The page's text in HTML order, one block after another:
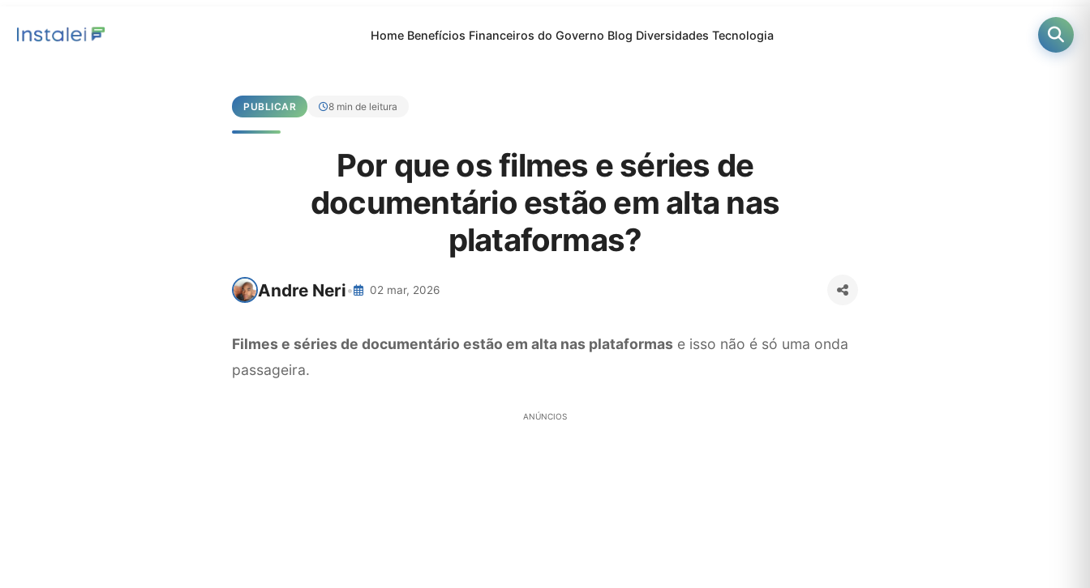
Home Benefícios Financeiros do Governo Blog Diversidades Tecnologia
PUBLICAR 8 min de leitura
Por que os filmes e séries de
documentário estão em alta nas
plataformas?
Andre Neri• 02 mar, 2026
Filmes e séries de documentário estão em alta nas plataformas e isso não é só uma onda
passageira.
ANÚNCIOS